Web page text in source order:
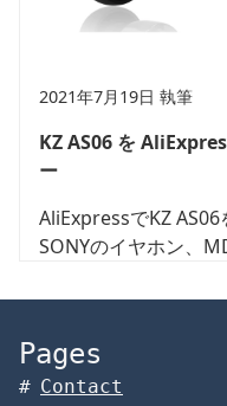
2021年7月19日 執筆
KZ AS06 を
ー
AliExpressでKZ
SONYのイヤホン、
Pages
Contact